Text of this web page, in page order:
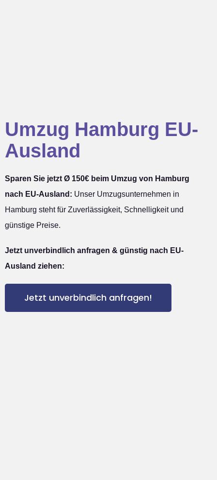
Umzug Hamburg EU-
Ausland
Sparen Sie jetzt Ø 150€ beim Umzug von Hamburg
nach EU-Ausland: Unser Umzugsunternehmen in
Hamburg steht für Zuverlässigkeit, Schnelligkeit und
günstige Preise.
Jetzt unverbindlich anfragen & günstig nach EU-
Ausland ziehen:
Jetzt unverbindlich anfragen!